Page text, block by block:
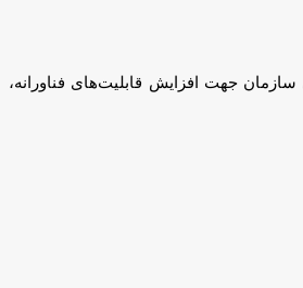
جهت افزایش قابلیت‌های فناورانه،